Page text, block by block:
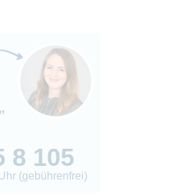
8 105
(gebührenfrei)